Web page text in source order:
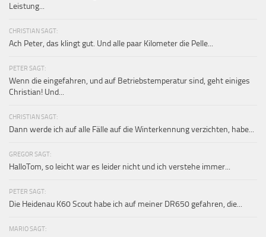
Leistung...
CHRISTIAN SAGT:
Ach Peter, das klingt gut. Und alle paar Kilometer die Pelle...
PETER SAGT:
Wenn die eingefahren, und auf Betriebstemperatur sind, geht einiges
Christian! Und...
CHRISTIAN SAGT:
Dann werde ich auf alle Fälle auf die Winterkennung verzichten, habe...
GREGOR SAGT:
HalloTom, so leicht war es leider nicht und ich verstehe immer...
PETER SAGT:
Die Heidenau K60 Scout habe ich auf meiner DR650 gefahren, die...
MARIO SAGT: